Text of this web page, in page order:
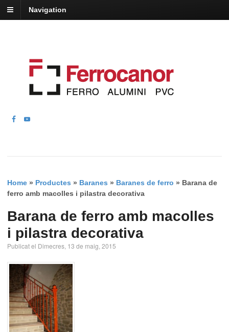
Navigation
Home » Productes » Baranes » Baranes de ferro » Barana de
ferro amb macolles i pilastra decorativa
Barana de ferro amb macolles
i pilastra decorativa
Publicat el Dimecres, 13 de maig, 2015